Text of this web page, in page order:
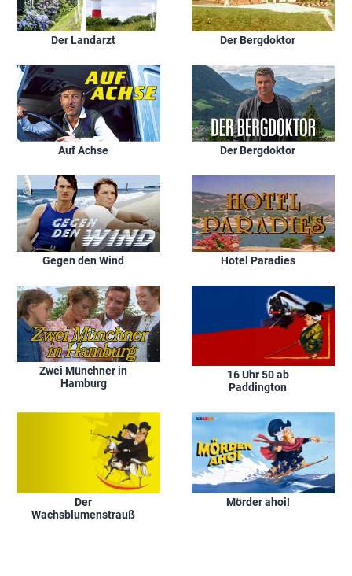
Der Landarzt Der Bergdoktor
Auf Achse Der Bergdoktor
Gegen den Wind Hotel Paradies
Zwei Münchner in
Hamburg
16 Uhr 50 ab
Paddington
Der
Wachsblumenstrauß
Mörder ahoi!